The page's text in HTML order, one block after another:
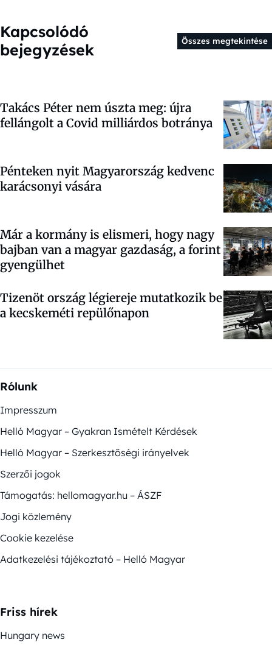
Kapcsolódó
bejegyzések
Összes megtekintése
Takács Péter nem úszta meg: újra
fellángolt a Covid milliárdos botránya
Pénteken nyit Magyarország kedvenc
karácsonyi vására
Már a kormány is elismeri, hogy nagy
bajban van a magyar gazdaság, a forint
gyengülhet
Tizenöt ország légiereje mutatkozik be
a kecskeméti repülőnapon
Rólunk
Impresszum
Helló Magyar – Gyakran Ismételt Kérdések
Helló Magyar – Szerkesztőségi irányelvek
Szerzői jogok
Támogatás: hellomagyar.hu – ÁSZF
Jogi közlemény
Cookie kezelése
Adatkezelési tájékoztató – Helló Magyar
Friss hírek
Hungary news